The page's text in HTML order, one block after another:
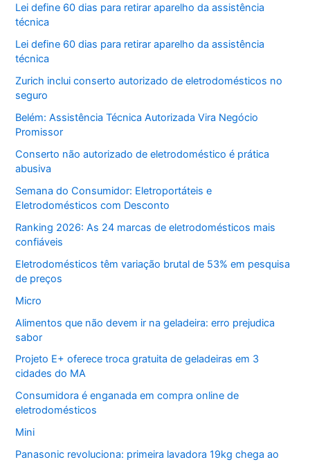
Lei define 60 dias para retirar aparelho da assistência
técnica
Lei define 60 dias para retirar aparelho da assistência
técnica
Zurich inclui conserto autorizado de eletrodomésticos no
seguro
Belém: Assistência Técnica Autorizada Vira Negócio
Promissor
Conserto não autorizado de eletrodoméstico é prática
abusiva
Semana do Consumidor: Eletroportáteis e
Eletrodomésticos com Desconto
Ranking 2026: As 24 marcas de eletrodomésticos mais
confiáveis
Eletrodomésticos têm variação brutal de 53% em pesquisa
de preços
Micro
Alimentos que não devem ir na geladeira: erro prejudica
sabor
Projeto E+ oferece troca gratuita de geladeiras em 3
cidades do MA
Consumidora é enganada em compra online de
eletrodomésticos
Mini
Panasonic revoluciona: primeira lavadora 19kg chega ao